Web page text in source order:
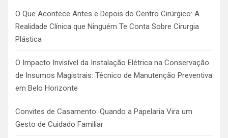
O Que Acontece Antes e Depois do Centro Cirúrgico: A
Realidade Clínica que Ninguém Te Conta Sobre Cirurgia
Plástica
O Impacto Invisível da Instalação Elétrica na Conservação
de Insumos Magistrais: Técnico de Manutenção Preventiva
em Belo Horizonte
Convites de Casamento: Quando a Papelaria Vira um
Gesto de Cuidado Familiar